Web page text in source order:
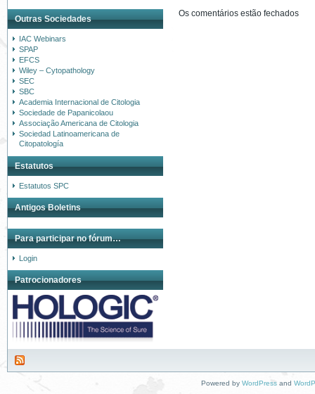
Outras Sociedades
IAC Webinars
SPAP
EFCS
Wiley – Cytopathology
SEC
SBC
Academia Internacional de Citologia
Sociedade de Papanicolaou
Associação Americana de Citologia
Sociedad Latinoamericana de
Citopatología
Estatutos
Estatutos SPC
Antigos Boletins
Para participar no fórum…
Login
Patrocionadores
Os comentários estão fechados
Powered by WordPressand